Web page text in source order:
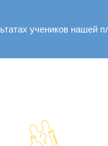
учеников нашей